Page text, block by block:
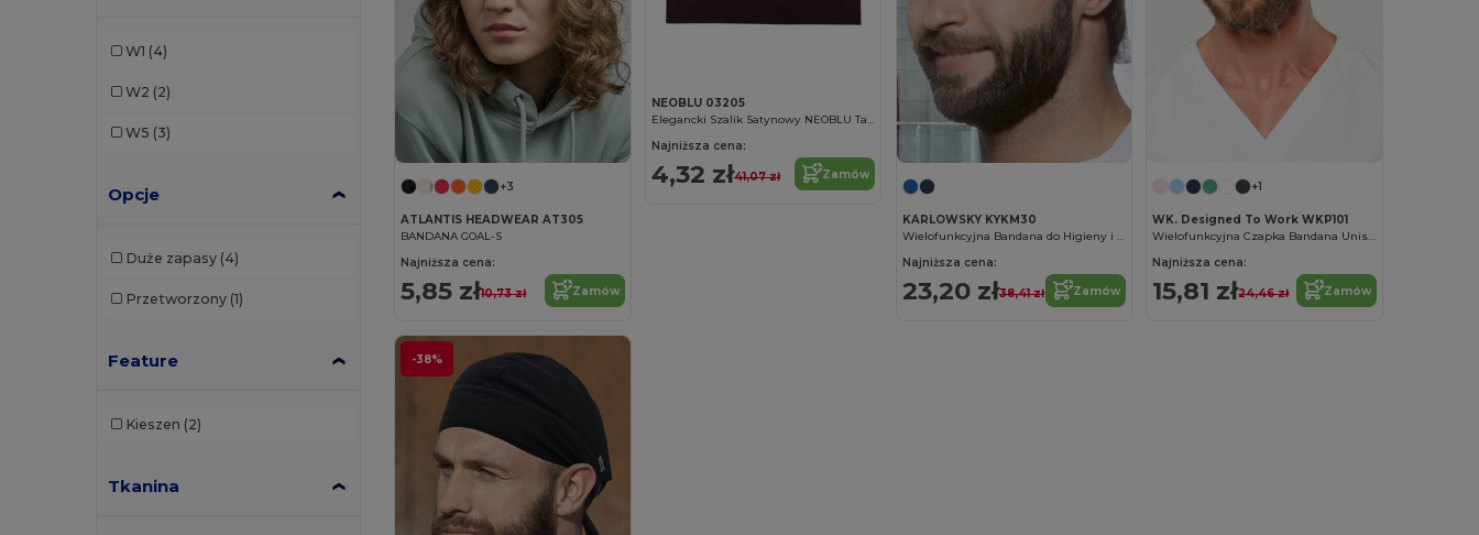
W1 (4)
W2 (2)
W5 (3)
Opcje
Duże zapasy (4)
Przetworzony (1)
Feature
Kieszen (2)
Tkanina
+3
ATLANTIS HEADWEAR AT305
BANDANA GOAL-S
Najniższa cena:
5,85 zł10,73 zł Zamów
NEOBLU 03205
Najniższa cena:
4,32 zł41,07 zł Zamów
KARLOWSKY KYKM30
Wielofunkcyjna Bandana do Higieny i Wellness
Najniższa cena:
23,20 zł38,41 zł Zamów
+1
WK. Designed To Work WKP101
Wielofunkcyjna Czapka Bandana Unisex
Najniższa cena:
15,81 zł24,46 zł Zamów
-38%